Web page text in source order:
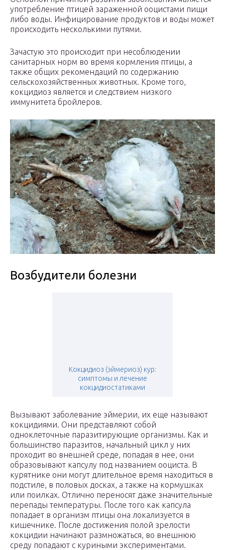
употребление птицей зараженной ооцистами пищи
либо воды. Инфицирование продуктов и воды может
происходить несколькими путями.
Зачастую это происходит при несоблюдении
санитарных норм во время кормления птицы, а
также общих рекомендаций по содержанию
сельскохозяйственных животных. Кроме того,
кокцидиоз является и следствием низкого
иммунитета бройлеров.
Возбудители болезни
Кокцидиоз (эймериоз) кур:
симптомы и лечение
кокцидиостатиками
Вызывают заболевание эймерии, их еще называют
кокцидиями. Они представляют собой
одноклеточные паразитирующие организмы. Как и
большинство паразитов, начальный цикл у них
проходит во внешней среде, попадая в нее, они
образовывают капсулу под названием ооциста. В
курятнике они могут длительное время находиться в
подстиле, в половых досках, а также на кормушках
или поилках. Отлично переносят даже значительные
перепады температуры. После того как капсула
попадает в организм птицы она локализуется в
кишечнике. После достижения полой зрелости
кокцидии начинают размножаться, во внешнюю
среду попадают с куриными экспериментами.